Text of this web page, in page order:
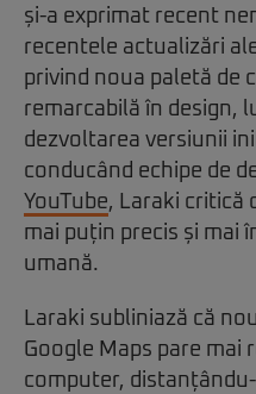
și-a exprimat recent
recentele actualizări
privind noua paletă de
remarcabilă în design,
dezvoltarea versiunii
conducând echipe de
YouTube, Laraki critică
mai puțin precis și mai
umană.
Laraki subliniază că
Google Maps pare mai
computer,